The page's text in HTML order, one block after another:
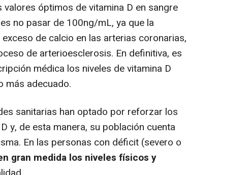
óptimos de vitamina D en sangre
no pasar de 100ng/mL, ya que la
de calcio en las arterias coronarias,
de arterioesclerosis. En definitiva, es
médica los niveles de vitamina D
más adecuado.
sanitarias han optado por reforzar los
y, de esta manera, su población cuenta
En las personas con déficit (severo o
gran medida los niveles físicos y